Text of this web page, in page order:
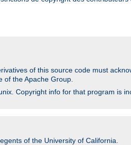
of this source code must
the Apache Group.
Copyright info for that program is
of the University of California.